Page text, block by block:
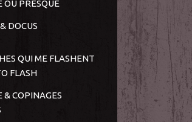
OU PRESQUE
DOCUS
QUI ME FLASHENT
FLASH
& COPINAGES